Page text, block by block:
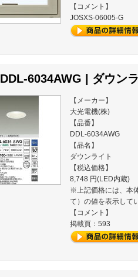
【コメント】
JOSXS-06005-G
DDL-6034AWG | ダウン
【メーカー】
大光電機(株)
【品番】
DDL-6034AWG
【品名】
ダウンライト
【税込価格】
8,748 円(LED内蔵)
※上記価格には、本
て）の値を表示して
【コメント】
掲載頁：593